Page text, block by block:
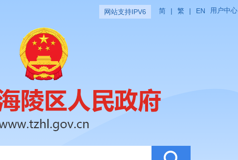
网站支持IPV6 简 | 繁 | EN 用户中心